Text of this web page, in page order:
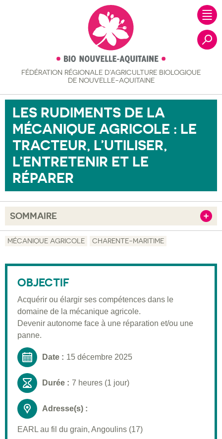
FÉDÉRATION RÉGIONALE D’AGRICULTURE BIOLOGIQUE
DE NOUVELLE-AQUITAINE
LES RUDIMENTS DE LA
MÉCANIQUE AGRICOLE : LE
TRACTEUR, L’UTILISER,
L’ENTRETENIR ET LE
RÉPARER
SOMMAIRE
Objectif
Pré-requis
Validation
Moyens pédagogiques
Informations pratiques
MÉCANIQUE AGRICOLE CHARENTE-MARITIME
OBJECTIF
Acquérir ou élargir ses compétences dans le
domaine de la mécanique agricole.
Devenir autonome face à une réparation et/ou une
panne.
Date : 15 décembre 2025
Durée : 7 heures (1 jour)
Adresse(s) :
EARL au fil du grain, Angoulins (17)